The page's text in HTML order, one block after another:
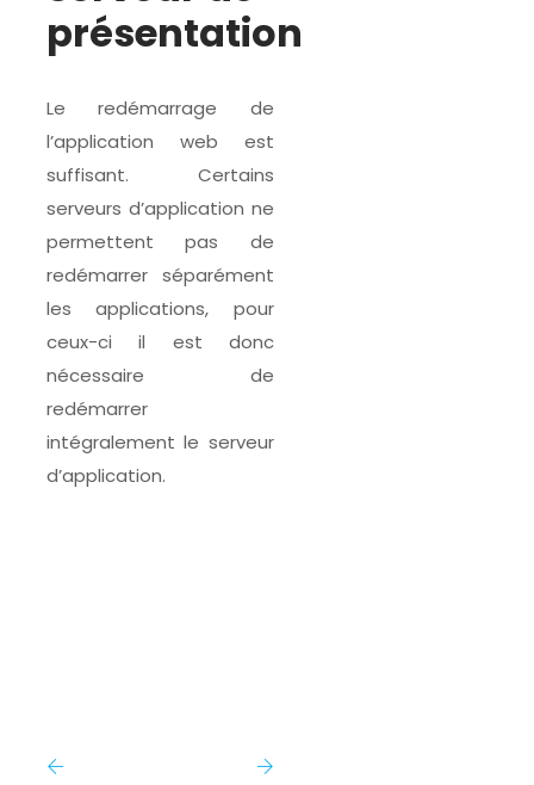
présentation
Le redémarrage de
l’application web est
suffisant. Certains
serveurs d’application ne
permettent pas de
redémarrer séparément
les applications, pour
ceux-ci il est donc
nécessaire de
redémarrer
intégralement le serveur
d’application.